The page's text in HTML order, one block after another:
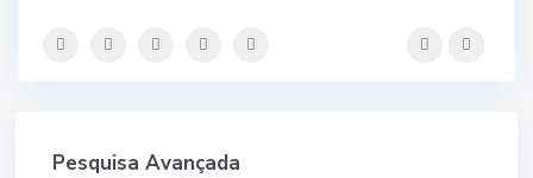
Pesquisa Avançada